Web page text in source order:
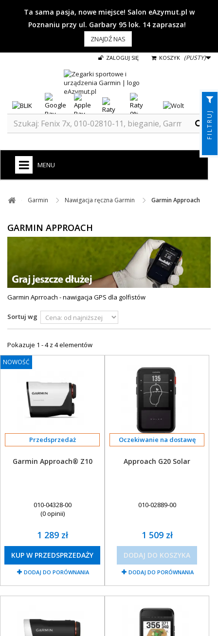
Ta sama pasja, nowe miejsce! Salon eAzymut.pl w
Poznaniu przy ul. Garbary 95 lok. 14 zaprasza!
ZNAJDŹ NAS
KOSZYK (PUSTY)
ZALOGUJ SIĘ
MENU
ZEGARKI DLA DZIECI GARMIN
+
SUUNTO
RAM MOUNTS
COROS
VOSTOK EUROPE ZEGARKI
WENGER ZEGARKI
ORIENT ZEGARKI
OBAKU DENMARK ZEGARKI
WYPRZEDAŻ
Garmin ​ Nawigacja ręczna Garmin ​ Garmin Approach
GARMIN APPROACH
Garmin Aprroach - nawigacja GPS dla golfistów
Sortuj wg
Pokazuje 1 - 4 z 4 elementów
NOWOŚĆ
Przedsprzedaż
Garmin Approach® Z10
010-04328-00
(0 opinii)
1 289 zł
KUP W PRZEDSPRZEDAŻY
DODAJ DO PORÓWNANIA
Oczekiwanie na dostawę
Approach G20 Solar
010-02889-00
1 509 zł
DODAJ DO KOSZYKA
DODAJ DO PORÓWNANIA
FILTRUJ